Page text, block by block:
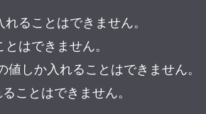
ることはできません。
はできません。
しか入れることはできません。
ことはできません。